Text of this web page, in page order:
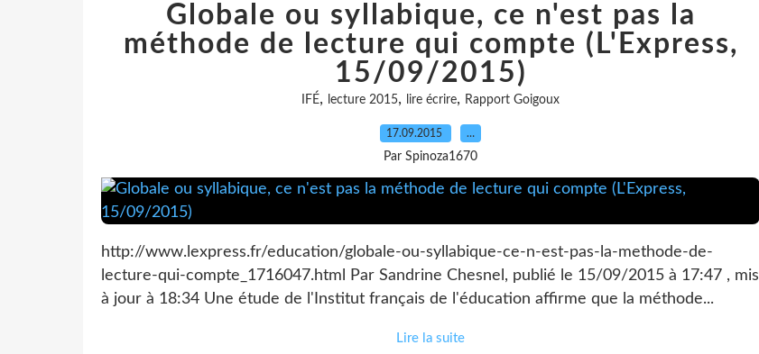
Globale ou syllabique, ce n'est pas la
méthode de lecture qui compte (L'Express,
15/09/2015)
IFÉ, lecture 2015, lire écrire, Rapport Goigoux
17.09.2015 …
Par Spinoza1670
http://www.lexpress.fr/education/globale-ou-syllabique-ce-n-est-pas-la-methode-de-
lecture-qui-compte_1716047.html Par Sandrine Chesnel, publié le 15/09/2015 à 17:47 , mis
à jour à 18:34 Une étude de l'Institut français de l'éducation affirme que la méthode...
Lire la suite